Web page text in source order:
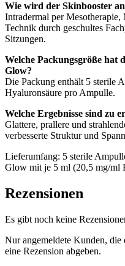
Wie wird der Skinbooster
Intradermal per
Technik durch geschultes
Sitzungen.
Welche Packungsgröße
Glow?
Die Packung enthält 5 sterile
Hyaluronsäure pro Ampulle.
Welche Ergebnisse sind zu
Glattere, prallere und
verbesserte Struktur und
Lieferumfang: 5 sterile
Glow mit je 5 ml (20,5 mg/ml
Rezensionen
Es gibt noch keine
Nur angemeldete Kunden, die
eine Rezension abgeben.